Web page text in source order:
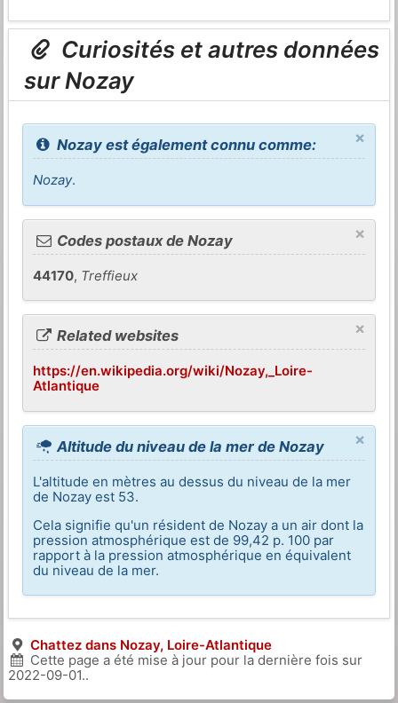
Curiosités et autres données
sur Nozay
×
Nozay est également connu comme:
Nozay.
×
Codes postaux de Nozay
44170, Treffieux
×
Related websites
https://en.wikipedia.org/wiki/Nozay,_Loire-
Atlantique
×
Altitude du niveau de la mer de Nozay
L'altitude en mètres au dessus du niveau de la mer
de Nozay est 53.
Cela signifie qu'un résident de Nozay a un air dont la
pression atmosphérique est de 99,42 p. 100 par
rapport à la pression atmosphérique en équivalent
du niveau de la mer.
Chattez dans Nozay, Loire-Atlantique
Cette page a été mise à jour pour la dernière fois sur
2022-09-01..